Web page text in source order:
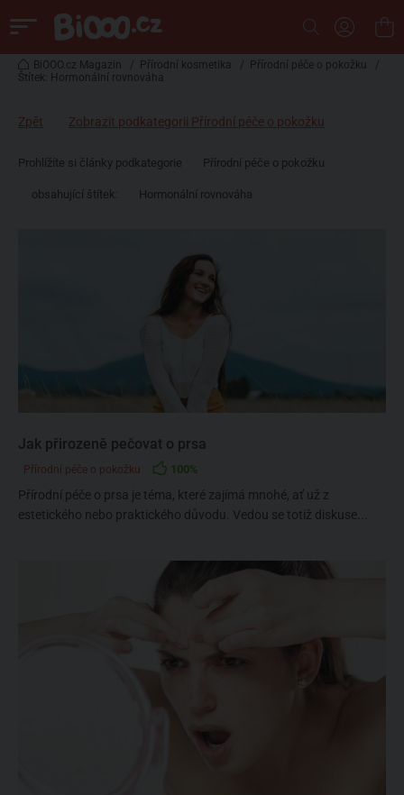
BiOOO.cz Magazin / Přírodní kosmetika / Přírodní péče o pokožku
/
Štítek: Hormonální rovnováha
Zpět Zobrazit podkategorii Přírodní péče o pokožku
Prohlížíte si články podkategorie Přírodní péče o pokožku
obsahující štítek: Hormonální rovnováha
Jak přirozeně pečovat o prsa
Přírodní péče o pokožku 100%
Přírodní péče o prsa je téma, které zajímá mnohé, ať už z
estetického nebo praktického důvodu. Vedou se totiž diskuse...